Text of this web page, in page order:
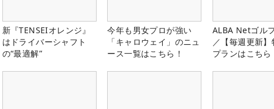
新『TENSEIオレンジ』
はドライバーシャフト
の“最適解”
今年も男女プロが強い
「キャロウェイ」のニュ
ース一覧はこちら！
ALBA Netゴル
／【毎週更新
プランはこちら